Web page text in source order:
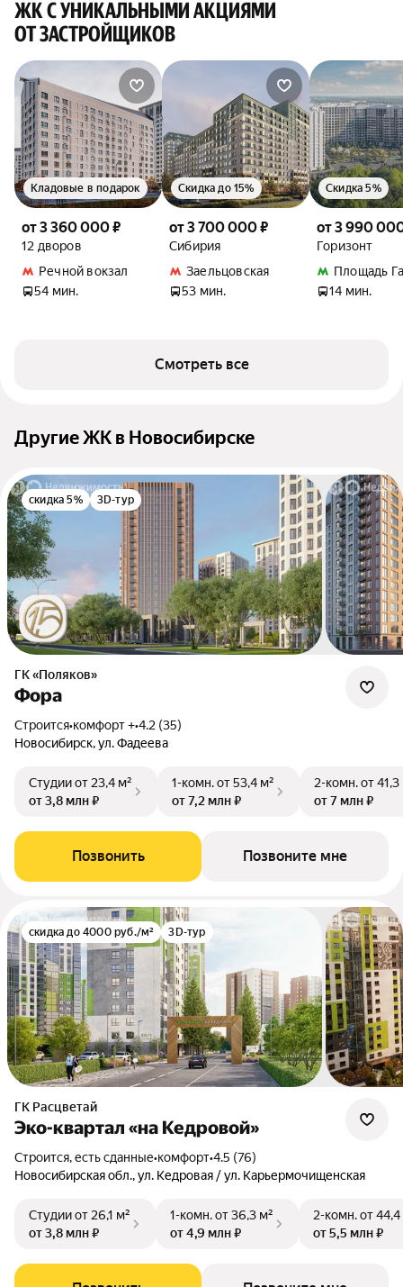
ЖК С УНИКАЛЬНЫМИ АКЦИЯМИ
ОТ ЗАСТРОЙЩИКОВ
от 3 360 000 ₽
12 дворов
Речной вокзал
54 мин.
Кладовые в подарок
от 3 700 000 ₽
Сибирия
Заельцовская
53 мин.
Скидка до 15%
от 3 990
Горизонт
Площадь
14 мин.
Скидка 5%
Смотреть все
Другие ЖК в Новосибирске
скидка 5% 3D-тур
ГК «Поляков»
Фора
Строится•комфорт +•4.2 (35)
Новосибирск, ул. Фадеева
Студииот 23,4 м²
от 3,8 млн ₽
1-комн.от 53,4 м²
от 7,2 млн ₽
2-комн.от 41,3
от 7 млн ₽
Позвонить Позвоните мне
скидка до 4000 руб./м² 3D-тур
ГК Расцветай
Эко-квартал «на Кедровой»
Строится, есть сданные•комфорт•4.5 (76)
Новосибирская обл., ул. Кедровая / ул. Карьермочищенская
Студииот 26,1 м²
от 3,8 млн ₽
1-комн.от 36,3 м²
от 4,9 млн ₽
2-комн.от 44,4
от 5,5 млн ₽